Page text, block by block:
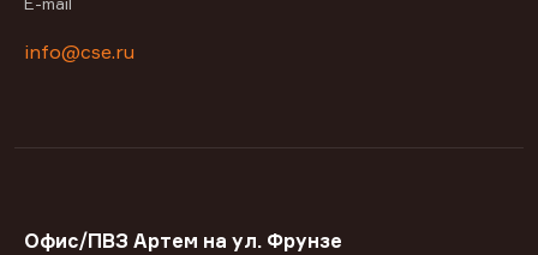
info@cse.ru
Офис/ПВЗ Артем на ул. Фрунзе